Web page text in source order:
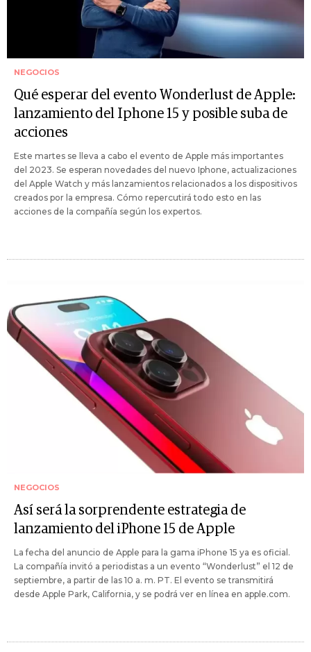
NEGOCIOS
Qué esperar del evento Wonderlust de Apple:
lanzamiento del Iphone 15 y posible suba de
acciones
Este martes se lleva a cabo el evento de Apple más importantes
del 2023. Se esperan novedades del nuevo Iphone, actualizaciones
del Apple Watch y más lanzamientos relacionados a los dispositivos
creados por la empresa. Cómo repercutirá todo esto en las
acciones de la compañía según los expertos.
NEGOCIOS
Así será la sorprendente estrategia de
lanzamiento del iPhone 15 de Apple
La fecha del anuncio de Apple para la gama iPhone 15 ya es oficial.
La compañía invitó a periodistas a un evento “Wonderlust” el 12 de
septiembre, a partir de las 10 a. m. PT. El evento se transmitirá
desde Apple Park, California, y se podrá ver en línea en apple.com.